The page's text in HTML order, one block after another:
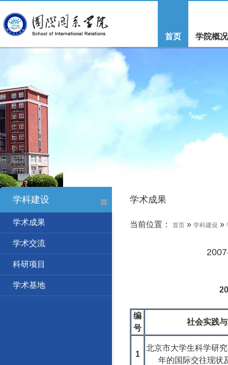
首页 学院概况
学科建设 学术成果
学术成果
学术交流
科研项目
学术基地
当前位置： 首页 » 学科建设 »
编
号
社会实践
1
北京市大学生科学研
年的国际交往现状